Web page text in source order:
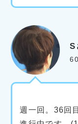
S
週一回。36回